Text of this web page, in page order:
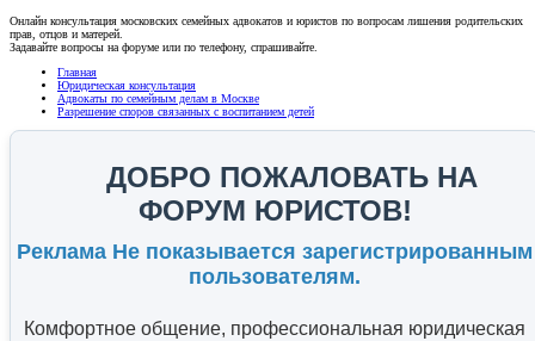
Онлайн консультация московских семейных адвокатов и юристов по вопросам лишения родительских
прав, отцов и матерей.
Задавайте вопросы на форуме или по телефону, спрашивайте.
Главная
Юридическая консультация
Адвокаты по семейным делам в Москве
Разрешение споров связанных с воспитанием детей
ДОБРО ПОЖАЛОВАТЬ НА
ФОРУМ ЮРИСТОВ!
Реклама Не показывается зарегистрированным
пользователям.
Комфортное общение, профессиональная юридическая